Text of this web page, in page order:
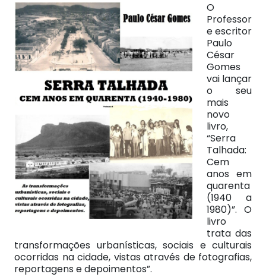
O
Professor
e escritor
Paulo
César
Gomes
vai lançar
o seu
mais
novo
livro,
“Serra
Talhada:
Cem
anos em
quarenta
(1940 a
1980)”. O
livro
trata das
transformações urbanísticas, sociais e culturais
ocorridas na cidade, vistas através de fotografias,
reportagens e depoimentos”.